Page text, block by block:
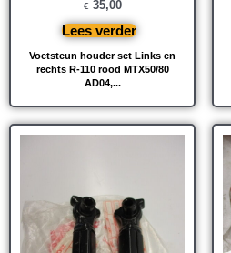
Voetsteun houder set Links en
rechts R-110 rood MTX50/80
AD04,...
€ 35,00
Lees verder